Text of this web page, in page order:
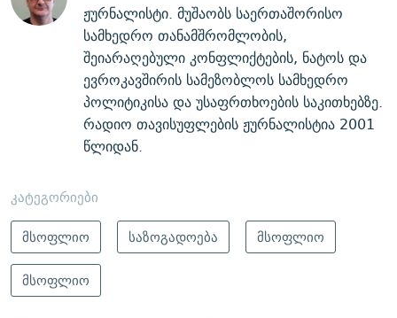
ჟურნალისტი. მუშაობს საერთაშორისო
სამხედრო თანამშრომლობის,
შეიარაღებული კონფლიქტების, ნატოს და
ევროკავშირის სამეზობლოს სამხედრო
პოლიტიკისა და უსაფრთხოების საკითხებზე.
რადიო თავისუფლების ჟურნალისტია 2001
წლიდან.
კატეგორიები
მსოფლიო
საზოგადოება
მსოფლიო
მსოფლიო